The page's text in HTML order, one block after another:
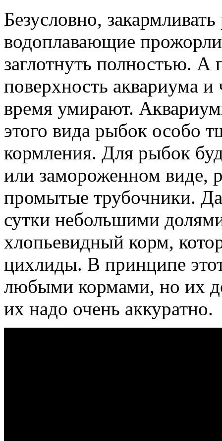
Безусловно,
водоплавающие
заглотнуть полностью. А
поверхность аквариума
время умирают.
этого вида рыбок особо
кормления. Для рыбок
или замороженном виде,
промытые трубочники.
сутки небольшими
хлопьевидный корм,
цихлиды. В принципе
любыми кормами, но их
их надо очень аккуратно.